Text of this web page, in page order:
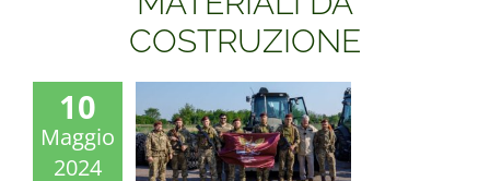
NEGOZIO DI SOUVENIR
TUTTI I REQUISITI
COSTRUZIONE
10
Maggio
2024